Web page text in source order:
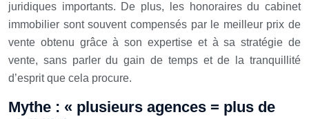
juridiques importants. De plus, les honoraires du cabinet
immobilier sont souvent compensés par le meilleur prix de
vente obtenu grâce à son expertise et à sa stratégie de
vente, sans parler du gain de temps et de la tranquillité
d’esprit que cela procure.
Mythe : « plusieurs agences = plus de